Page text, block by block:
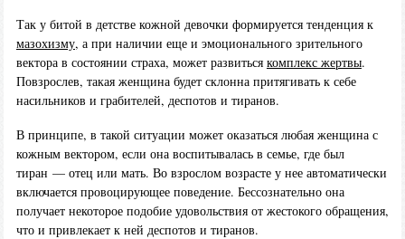
Так у битой в детстве кожной девочки формируется тенденция к
мазохизму, а при наличии еще и эмоционального зрительного
вектора в состоянии страха, может развиться комплекс жертвы.
Повзрослев, такая женщина будет склонна притягивать к себе
насильников и грабителей, деспотов и тиранов.
В принципе, в такой ситуации может оказаться любая женщина с
кожным вектором, если она воспитывалась в семье, где был
тиран — отец или мать. Во взрослом возрасте у нее автоматически
включается провоцирующее поведение. Бессознательно она
получает некоторое подобие удовольствия от жестокого обращения,
что и привлекает к ней деспотов и тиранов.